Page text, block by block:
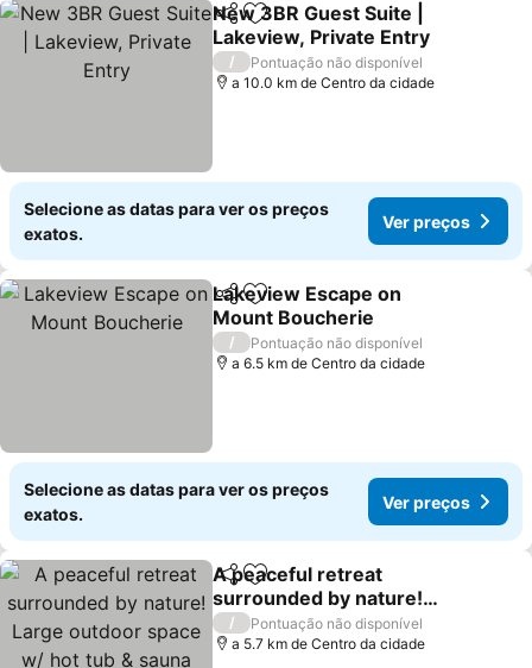
PartilharAdicionar aos favoritos
New 3BR Guest Suite |
Lakeview, Private Entry
Ver preços
/
Pontuação não disponível
a 10.0 km de Centro da cidade
Selecione as datas para ver os preços
exatos.
Ver preços
PartilharAdicionar aos favoritos
Lakeview Escape on
Mount Boucherie
Ver preços
/
Pontuação não disponível
a 6.5 km de Centro da cidade
Selecione as datas para ver os preços
exatos.
Ver preços
PartilharAdicionar aos favoritos
A peaceful retreat
surrounded by nature!
Large outdoor space w/
hot tub & sauna
Ver preços
/
Pontuação não disponível
a 5.7 km de Centro da cidade